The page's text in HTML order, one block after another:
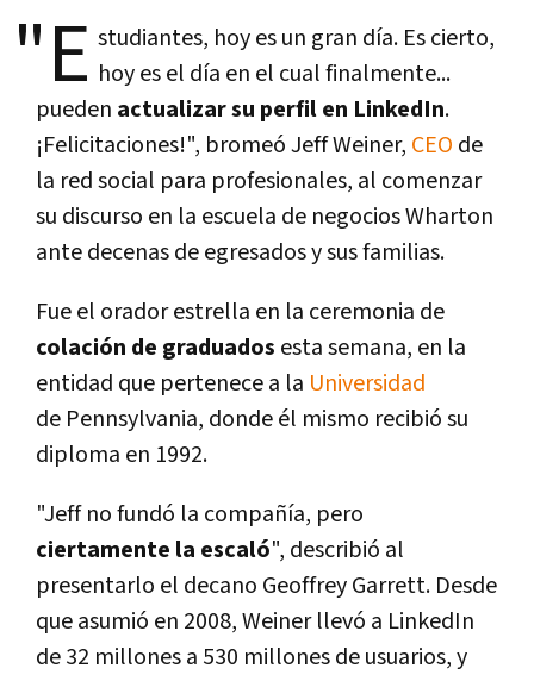
"E studiantes, hoy es un gran dí­a. Es cierto,
hoy es el dí­a en el cual finalmente...
pueden actualizar su perfil en LinkedIn.
¡Felicitaciones!", bromeó Jeff Weiner, CEO de
la red social para profesionales, al comenzar
su discurso en la escuela de negocios Wharton
ante decenas de egresados y sus familias.
Fue el orador estrella en la ceremonia de
colación de graduados esta semana, en la
entidad que pertenece a la Universidad
de Pennsylvania, donde él mismo recibió su
diploma en 1992.
"Jeff no fundó la compañí­a, pero
ciertamente la escaló", describió al
presentarlo el decano Geoffrey Garrett. Desde
que asumió en 2008, Weiner llevó a LinkedIn
de 32 millones a 530 millones de usuarios, y